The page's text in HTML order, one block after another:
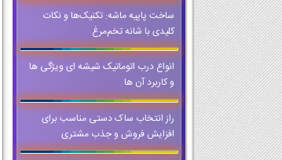
ساخت پاپیه ماشه: تکنیک‌ها و نکات
کلیدی با شانه تخم‌مرغ
انواع درب اتوماتیک شیشه ای ویژگی ها
و کاربرد آن ها
راز انتخاب ساک دستی مناسب برای
افزایش فروش و جذب مشتری